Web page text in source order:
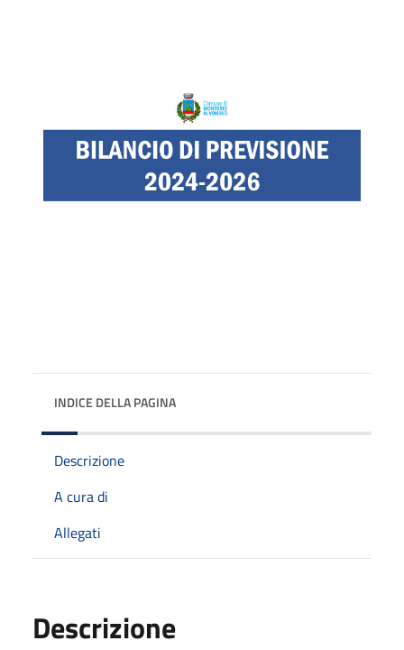
INDICE DELLA PAGINA
Descrizione
A cura di
Allegati
Descrizione